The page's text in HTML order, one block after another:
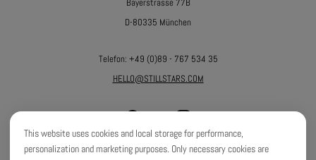
Bayerstrasse 77B
D-80335 München
Telefon: +49 (0)89 - 767 534 35
HELLO@STILLSTARS.COM
This website uses cookies and local storage for performance,
personalization and marketing purposes. Only necessary cookies are